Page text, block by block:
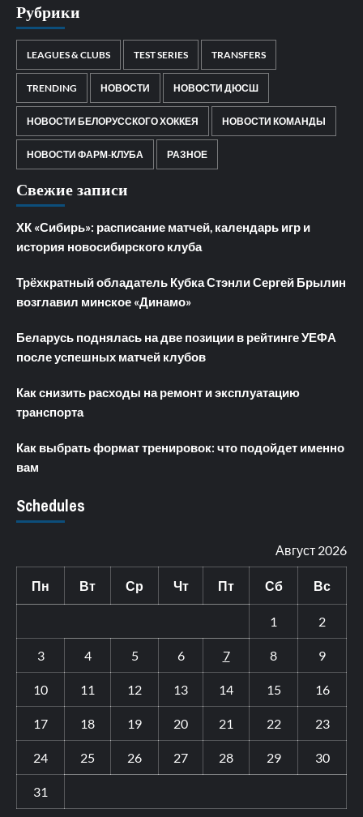
Рубрики
LEAGUES & CLUBS TEST SERIES TRANSFERS
TRENDING НОВОСТИ НОВОСТИ ДЮСШ
НОВОСТИ БЕЛОРУССКОГО ХОККЕЯ НОВОСТИ КОМАНДЫ
НОВОСТИ ФАРМ-КЛУБА РАЗНОЕ
Свежие записи
ХК «Сибирь»: расписание матчей, календарь игр и
история новосибирского клуба
Трёхкратный обладатель Кубка Стэнли Сергей Брылин
возглавил минское «Динамо»
Беларусь поднялась на две позиции в рейтинге УЕФА
после успешных матчей клубов
Как снизить расходы на ремонт и эксплуатацию
транспорта
Как выбрать формат тренировок: что подойдет именно
вам
Schedules
Август 2026
Пн Вт Ср Чт Пт Сб Вс
1 2
3 4 5 6 7 8 9
10 11 12 13 14 15 16
17 18 19 20 21 22 23
24 25 26 27 28 29 30
31